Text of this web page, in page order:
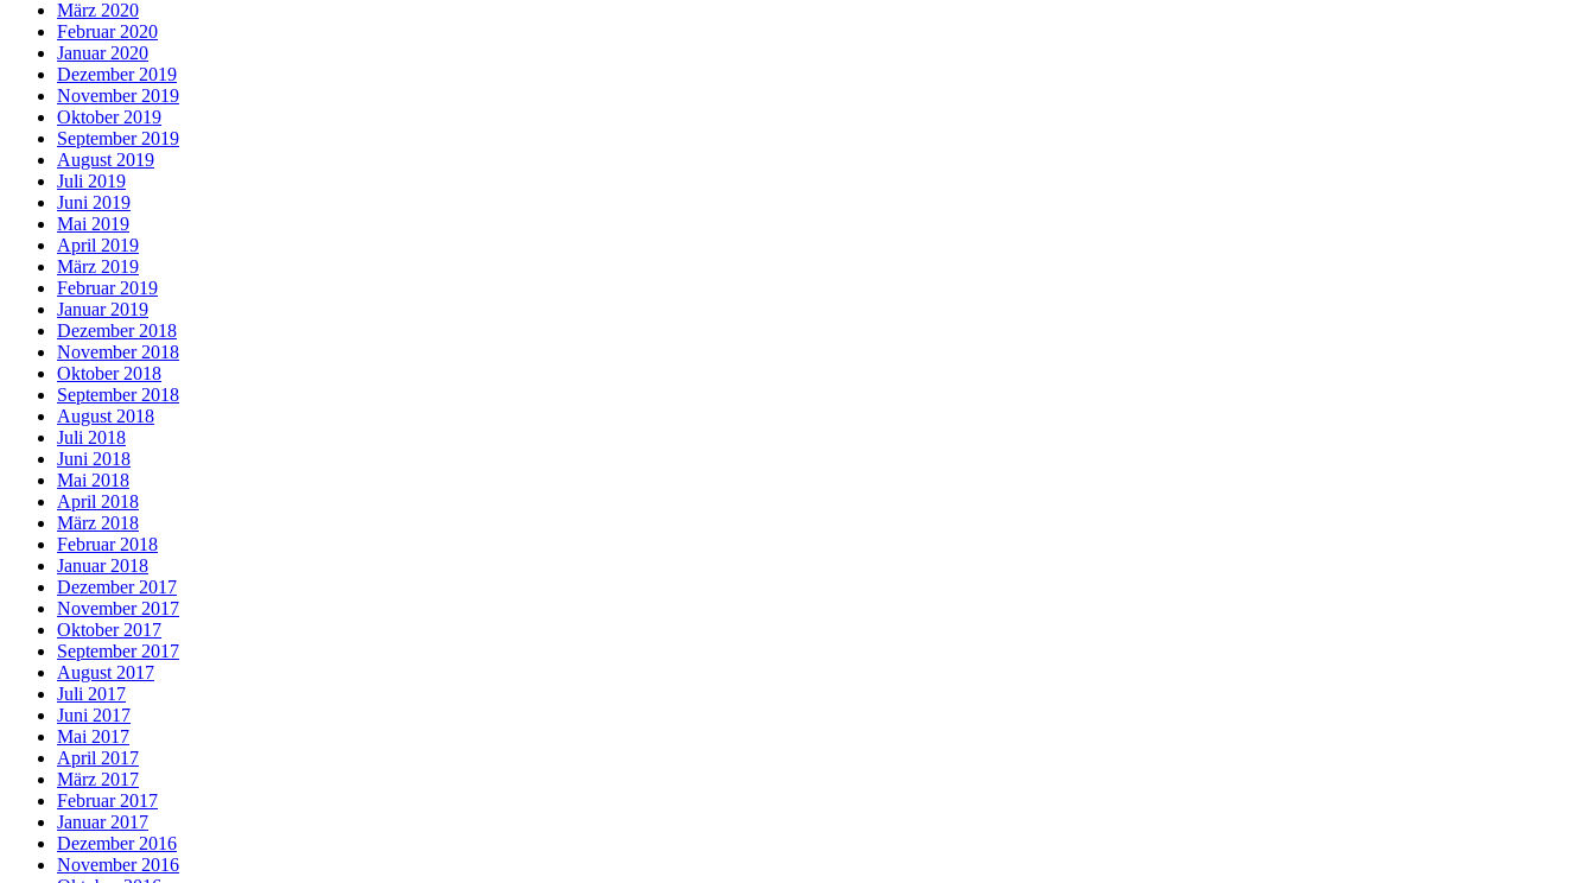
März 2020
Februar 2020
Januar 2020
Dezember 2019
November 2019
Oktober 2019
September 2019
August 2019
Juli 2019
Juni 2019
Mai 2019
April 2019
März 2019
Februar 2019
Januar 2019
Dezember 2018
November 2018
Oktober 2018
September 2018
August 2018
Juli 2018
Juni 2018
Mai 2018
April 2018
März 2018
Februar 2018
Januar 2018
Dezember 2017
November 2017
Oktober 2017
September 2017
August 2017
Juli 2017
Juni 2017
Mai 2017
April 2017
März 2017
Februar 2017
Januar 2017
Dezember 2016
November 2016